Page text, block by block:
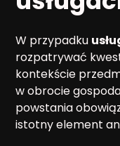
W przypadku
rozpatrywać
kontekście
w obrocie
powstania
istotny element